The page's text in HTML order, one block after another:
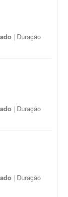
| Duração
| Duração
| Duração